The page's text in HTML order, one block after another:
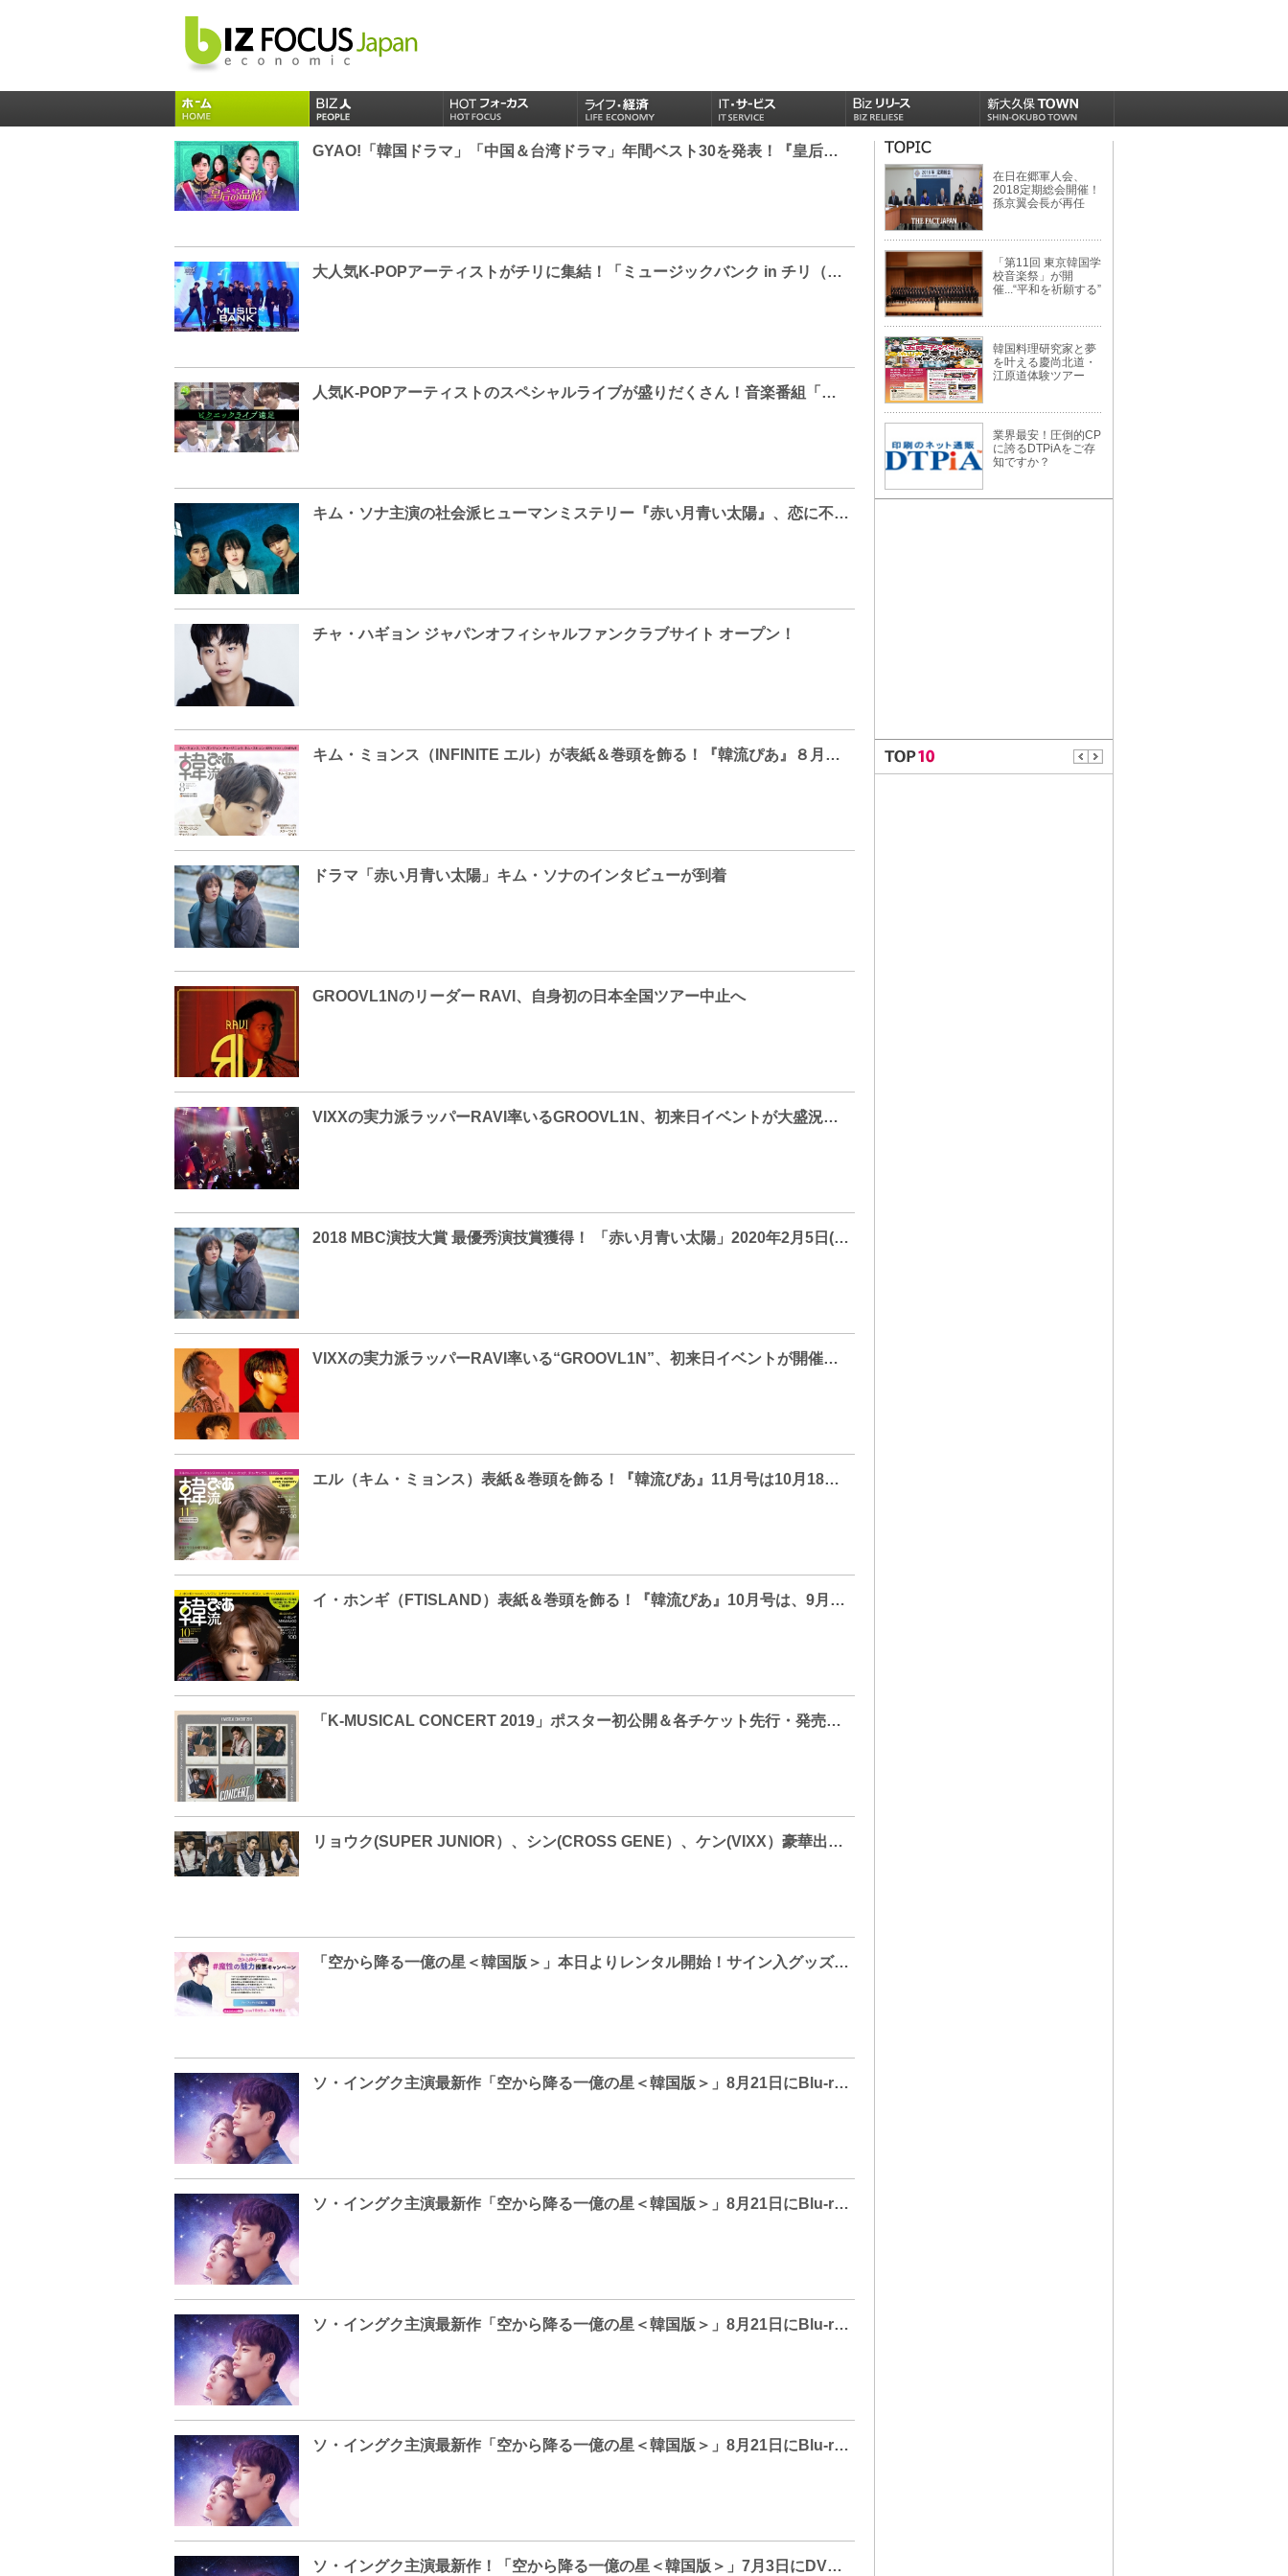
GYAO!「韓国ドラマ」「中国＆台湾ドラマ」年間ベスト30を発表！『皇后の品格』『赤い月青い太陽』『大唐女法医』『トキメキ☆雲上』…あなたの推し作品は？
大人気K-POPアーティストがチリに集結！「ミュージックバンク in チリ（2018年）」がdTVで配信スタート
人気K-POPアーティストのスペシャルライブが盛りだくさん！音楽番組「ピクニックライブ遠足」がdTVで配信スタート！
キム・ソナ主演の社会派ヒューマンミステリー『赤い月青い太陽』、恋に不器用なキャリアウーマンのラブコメディー『ロマンスは計測不能〜数字女ケ・スクチャ〜』のWEB先行無料配信が「GYAO!」で決定！
チャ・ハギョン ジャパンオフィシャルファンクラブサイト オープン！
キム・ミョンス（INFINITE エル）が表紙＆巻頭を飾る！『韓流ぴあ』８月号、7月20日発売！
ドラマ「赤い月青い太陽」キム・ソナのインタビューが到着
GROOVL1Nのリーダー RAVI、自身初の日本全国ツアー中止へ
VIXXの実力派ラッパーRAVI率いるGROOVL1N、初来日イベントが大盛況で終了！
2018 MBC演技大賞 最優秀演技賞獲得！ 「赤い月青い太陽」2020年2月5日(水)よりDVD発売＆レンタル開始！
VIXXの実力派ラッパーRAVI率いる“GROOVL1N”、初来日イベントが開催決定！
エル（キム・ミョンス）表紙＆巻頭を飾る！『韓流ぴあ』11月号は10月18日発売！
イ・ホンギ（FTISLAND）表紙＆巻頭を飾る！『韓流ぴあ』10月号は、9月20日（金）発売！
「K-MUSICAL CONCERT 2019」ポスター初公開＆各チケット先行・発売決定！
リョウク(SUPER JUNIOR）、シン(CROSS GENE）、ケン(VIXX）豪華出演!!ミュージカル『狂炎ソナタ』スペシャルコンサート開催決定！
「空から降る一億の星＜韓国版＞」本日よりレンタル開始！サイン入グッズが当たるTwitterキャンペーンもスタート！
ソ・イングク主演最新作「空から降る一億の星＜韓国版＞」8月21日にBlu-ray&DVD発売決定！予告編第2弾も解禁！
ソ・イングク主演最新作「空から降る一億の星＜韓国版＞」8月21日にBlu-ray&DVD発売決定！予告編第2弾も解禁！
ソ・イングク主演最新作「空から降る一億の星＜韓国版＞」8月21日にBlu-ray&DVD発売決定！予告編第2弾も解禁！
ソ・イングク主演最新作「空から降る一億の星＜韓国版＞」8月21日にBlu-ray&DVD発売決定！予告編第2弾も解禁！
ソ・イングク主演最新作！「空から降る一億の星＜韓国版＞」7月3日にDVDレンタル開始！
在日在郷軍人会、
2018定期総会開催！
孫京翼会長が再任
「第11回 東京韓国学
校音楽祭」が開
催...“平和を祈願する”
韓国料理研究家と夢
を叶える慶尚北道・
江原道体験ツアー
業界最安！圧倒的CP
に誇るDTPiAをご存
知ですか？